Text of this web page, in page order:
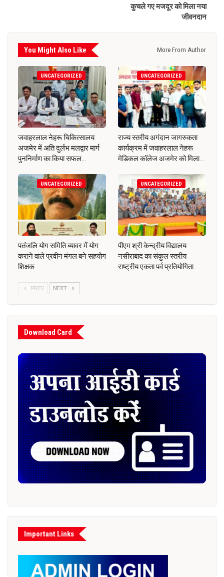
कुचले गए मजदूर को मिला नया
जीवनदान
You Might Also Like More From Author
UNCATEGORIZED
जवाहरलाल नेहरू चिकित्सालय
अजमेर में अति दुर्लभ मलद्वार मार्ग
पुननिर्माण का किया सफल…
UNCATEGORIZED
राज्य स्तरीय अगंदान जागरुकता
कार्यक्रम में जवाहरलाल नेहरू
मेडिकल कॉलेज अजमेर को मिला…
UNCATEGORIZED
पतंजलि योग समिति ब्यावर में योग
कराने वाले प्रवीन मंगल बने सहयोग
शिक्षक
UNCATEGORIZED
पीएम श्री केन्द्रीय विद्यालय
नसीराबाद का संकुल स्तरीय
राष्ट्रीय एकता पर्व प्रतियोगिता…
PREV NEXT
Download Card
Important Links